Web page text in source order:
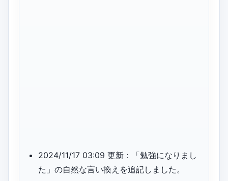
2024/11/17 03:09 更新：「勉強になりまし
た」の自然な言い換えを追記しました。